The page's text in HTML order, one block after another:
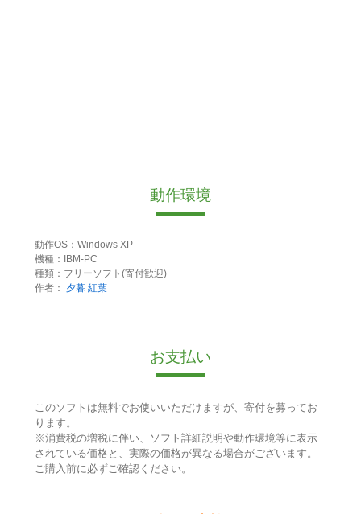
動作環境
動作OS：Windows XP
機種：IBM-PC
種類：フリーソフト(寄付歓迎)
作者：
夕暮 紅葉
お支払い
このソフトは無料でお使いいただけますが、寄付を募ってお
ります。
※消費税の増税に伴い、ソフト詳細説明や動作環境等に表示
されている価格と、実際の価格が異なる場合がございます。
ご購入前に必ずご確認ください。